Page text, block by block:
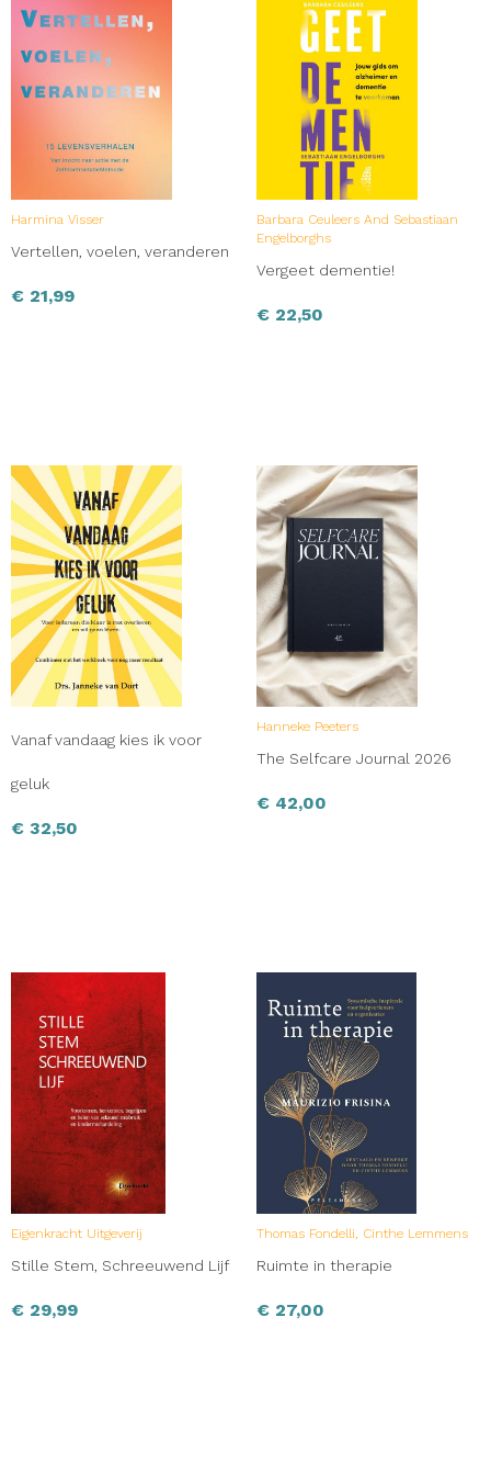
Harmina Visser
Vertellen, voelen, veranderen
€ 21,99
Barbara Ceuleers And Sebastiaan
Engelborghs
Vergeet dementie!
€ 22,50
Vanaf vandaag kies ik voor
geluk
€ 32,50
Hanneke Peeters
The Selfcare Journal 2026
€ 42,00
Eigenkracht Uitgeverij
Stille Stem, Schreeuwend Lijf
€ 29,99
Thomas Fondelli, Cinthe Lemmens
Ruimte in therapie
€ 27,00